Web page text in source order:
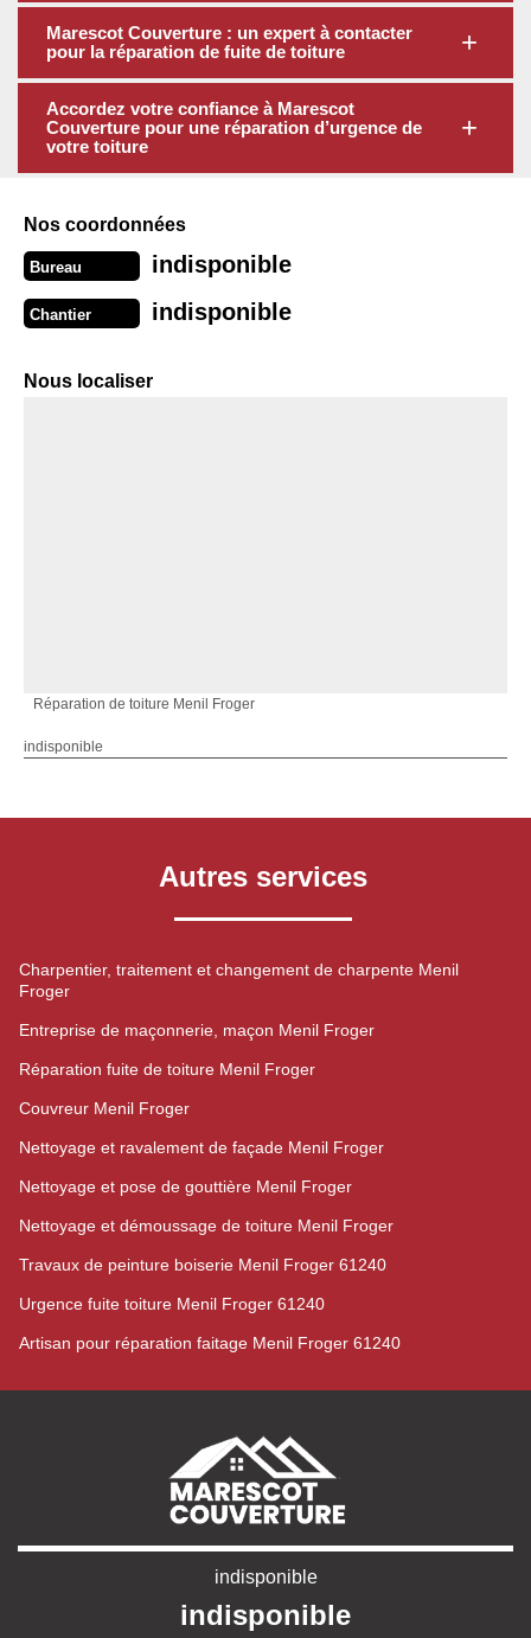
Marescot Couverture : un expert à contacter
pour la réparation de fuite de toiture
Accordez votre confiance à Marescot
Couverture pour une réparation d’urgence de
votre toiture
Nos coordonnées
Bureau indisponible
Chantier indisponible
Nous localiser
Réparation de toiture Menil Froger
indisponible
Autres services
Charpentier, traitement et changement de charpente Menil
Froger
Entreprise de maçonnerie, maçon Menil Froger
Réparation fuite de toiture Menil Froger
Couvreur Menil Froger
Nettoyage et ravalement de façade Menil Froger
Nettoyage et pose de gouttière Menil Froger
Nettoyage et démoussage de toiture Menil Froger
Travaux de peinture boiserie Menil Froger 61240
Urgence fuite toiture Menil Froger 61240
Artisan pour réparation faitage Menil Froger 61240
indisponible
indisponible